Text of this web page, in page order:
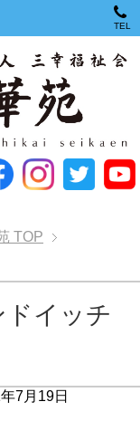
TEL
TOP
イッチ
7月19日